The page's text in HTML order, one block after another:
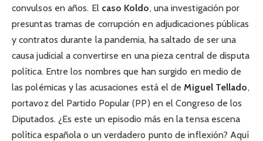
convulsos en años. El caso Koldo, una investigación por
presuntas tramas de corrupción en adjudicaciones públicas
y contratos durante la pandemia, ha saltado de ser una
causa judicial a convertirse en una pieza central de disputa
política. Entre los nombres que han surgido en medio de
las polémicas y las acusaciones está el de Miguel Tellado,
portavoz del Partido Popular (PP) en el Congreso de los
Diputados. ¿Es este un episodio más en la tensa escena
política española o un verdadero punto de inflexión? Aquí